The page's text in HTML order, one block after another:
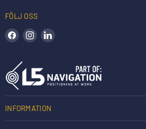
FÖLJ OSS
Hitta oss på Facebook
Hitta oss på Instagram
INFORMATION